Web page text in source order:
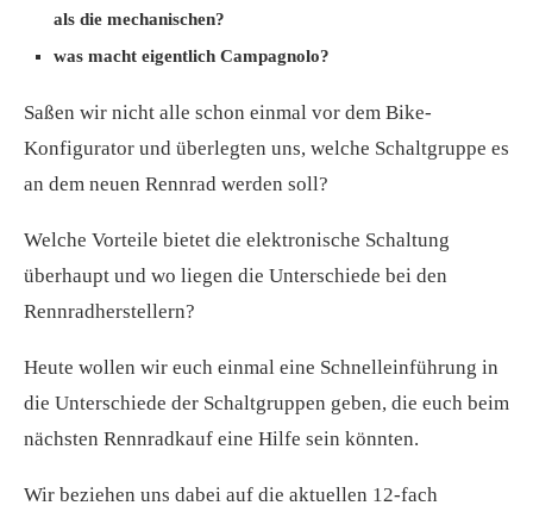
als die mechanischen?
was macht eigentlich Campagnolo?
Saßen wir nicht alle schon einmal vor dem Bike-
Konfigurator und überlegten uns, welche Schaltgruppe es
an dem neuen Rennrad werden soll?
Welche Vorteile bietet die elektronische Schaltung
überhaupt und wo liegen die Unterschiede bei den
Rennradherstellern?
Heute wollen wir euch einmal eine Schnelleinführung in
die Unterschiede der Schaltgruppen geben, die euch beim
nächsten Rennradkauf eine Hilfe sein könnten.
Wir beziehen uns dabei auf die aktuellen 12-fach